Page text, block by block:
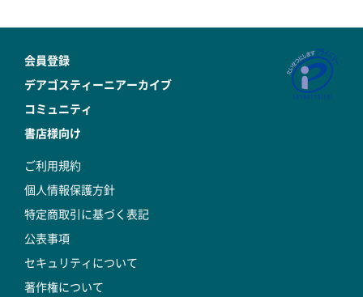
会員登録
デアゴスティーニアーカイブ
コミュニティ
書店様向け
ご利用規約
個人情報保護方針
特定商取引に基づく表記
公表事項
セキュリティについて
著作権について